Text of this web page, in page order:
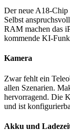
Der neue A18-Chip
Selbst
RAM machen das
kommende KI-
Kamera
Zwar fehlt ein
allen Szenarien.
hervorragend. Die
und ist
Akku und